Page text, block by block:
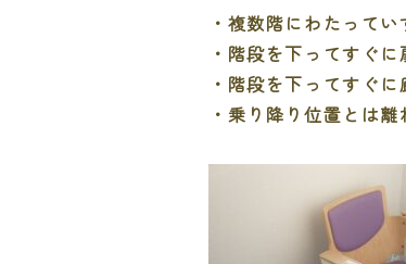
・複数階にわたって
・階段を下ってすぐ
・階段を下ってすぐ
・乗り降り位置とは